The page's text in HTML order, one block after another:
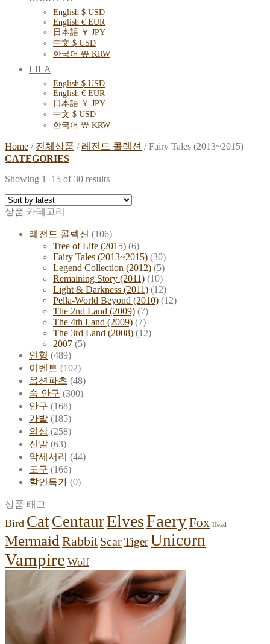
English $ USD
English € EUR
日本語 ￥ JPY
中文 $ USD
한국어 ￦ KRW
LILA
English $ USD
English € EUR
日本語 ￥ JPY
中文 $ USD
한국어 ￦ KRW
Home / 전체상품 / 레전드 콜렉션 /Fairy Tales (2013~2015)
CATEGORIES
Showing 1–15 of 30 results
상품 카테고리
레전드 콜렉션 (106)
Tree of Life (2015) (6)
Fairy Tales (2013~2015) (30)
Legend Collection (2012) (5)
Remaining Story (2011) (10)
Light & Darkness (2011) (12)
Pella-World Beyond (2010) (12)
The 2nd Land (2009) (7)
The 4th Land (2009) (7)
The 3rd Land (2008) (12)
2007 (5)
인형 (489)
이벤트 (102)
옵션파츠 (48)
숨 안구 (300)
안구 (168)
가발 (185)
의상 (258)
신발 (63)
악세서리 (44)
도구 (166)
할인특가 (0)
상품 태그
Bird CatCentaurElvesFaeryFox Head
Mermaid Rabbit ScarTigerUnicorn
Vampire Wolf